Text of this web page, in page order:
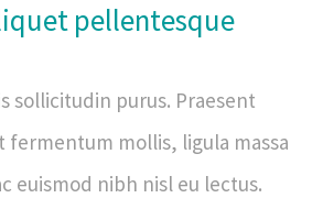
pellentesque
sollicitudin purus. Praesent
fermentum mollis, ligula massa
euismod nibh nisl eu lectus.